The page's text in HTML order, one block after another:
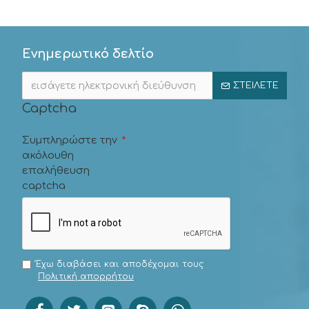
Ενημερωτικό δελτίο
ΣΤΕΊΛΕΤΕ
Captcha
Συμπληρώστε την
ακόλουθη
επαλήθευση
captcha
Έχω διαβάσει και αποδέχομαι τους
Πολιτική απορρήτου